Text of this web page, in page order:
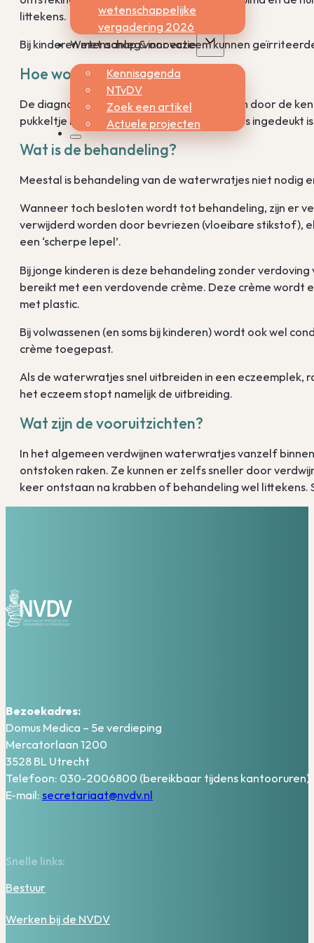
wetenschappelijke
vergadering 2026
Wetenschap & innovatie
Kennisagenda
NTvDV
Zoek een artikel
Actuele projecten
littekens.
Bij kinderen met aanleg voor eczeem kunnen
Hoe wordt de diagnose gesteld?
De diagnose is meestal eenvoudig te stellen door de
pukkeltje bevriezen om te zien of de top iets ingedeukt
Wat is de behandeling?
Meestal is behandeling van de waterwratjes niet nodig
Wanneer toch besloten wordt tot behandeling, zijn er
verwijderd worden door bevriezen (vloeibare stikstof),
een ‘scherpe lepel’.
Bij jonge kinderen is deze behandeling zonder
bereikt met een verdovende crème. Deze crème
met plastic.
Bij volwassenen (en soms bij kinderen) wordt ook wel
crème toegepast.
Als de waterwratjes snel uitbreiden in een
het eczeem stopt namelijk de uitbreiding.
Wat zijn de vooruitzichten?
In het algemeen verdwijnen waterwratjes vanzelf
ontstoken raken. Ze kunnen er zelfs sneller door
keer ontstaan na krabben of behandeling wel littekens.
Bezoekadres:
Domus Medica – 5e verdieping
Mercatorlaan 1200
3528 BL Utrecht
Telefoon: 030-2006800 (bereikbaar tijdens kantooruren)
E-mail: secretariaat@nvdv.nl
Snelle links:
Bestuur
Werken bij de NVDV